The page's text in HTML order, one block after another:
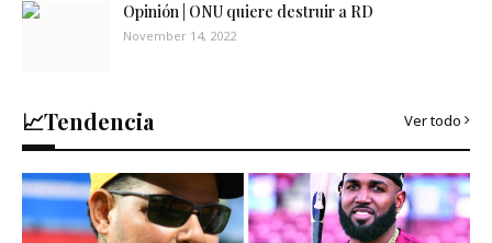
Opinión | ONU quiere destruir a RD
November 14, 2022
📈Tendencia Ver todo